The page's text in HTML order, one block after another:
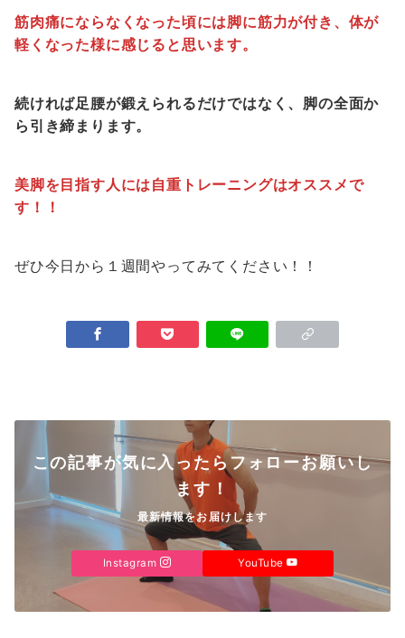
筋肉痛にならなくなった頃には脚に筋力が付き、体が
軽くなった様に感じると思います。
続ければ足腰が鍛えられるだけではなく、脚の全面か
ら引き締まります。
美脚を目指す人には自重トレーニングはオススメで
す！！
ぜひ今日から１週間やってみてください！！
この記事が気に入ったらフォローお願いし
ます！
最新情報をお届けします
Instagram YouTube